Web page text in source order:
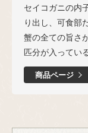
セイコガニの内
り出し、可食部
蟹の全ての旨さ
匹分が入ってい
商品ページ